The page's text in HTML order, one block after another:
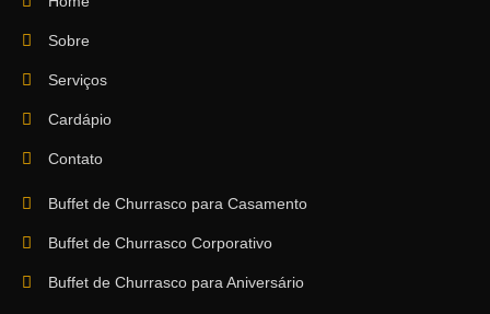
Sobre
Serviços
Cardápio
Contato
Buffet de Churrasco para Casamento
Buffet de Churrasco Corporativo
Buffet de Churrasco para Aniversário